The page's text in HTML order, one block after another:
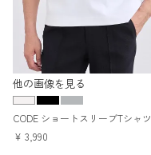
他の画像を見る
CODE ショートスリーブTシャツ
¥ 3,990